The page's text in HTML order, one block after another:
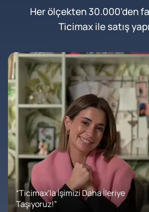
Her ölçekten 30.000'den
Ticimax ile satış
“Ticimax'la İşimizi Daha İleriye
Taşıyoruz!”